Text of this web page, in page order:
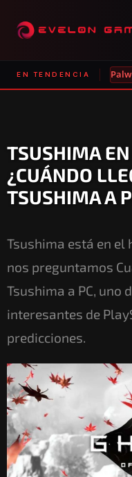
EN TENDENCIA
TSUSHIMA
¿CUÁNDO
TSUSHIMA A
Tsushima está en el
nos preguntamos
Tsushima a PC, uno
interesantes de
predicciones.